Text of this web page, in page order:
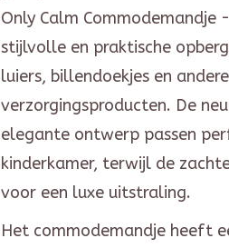
Only Calm Commodemandje
stijlvolle en praktische
luiers, billendoekjes en andere
verzorgingsproducten. De
elegante ontwerp passen
kinderkamer, terwijl de
voor een luxe uitstraling.
Het commodemandje heeft